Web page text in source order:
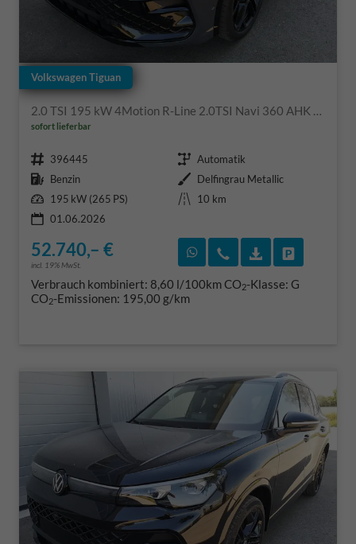
Volkswagen Tiguan
2.0 TSI 195 kW 4Motion R-Line 2.0TSI Navi 360 AHK Pano
sofort lieferbar
Fahrzeugnr. 396445 Getriebe Automatik
Kraftstoff Benzin Außenfarbe Delfingrau Metallic
Leistung 195 kW (265 PS) Kilometerstand
10 km
01.06.2026
52.740,– €
incl. 19% MwSt.
Rückruf vereinbaren
Wir rufen Sie an
Verbrauch kombiniert: 8,60 l/100kmCO2-Klasse: G
CO2-Emissionen: 195,00 g/km